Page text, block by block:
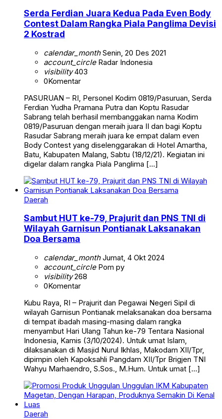
Serda Ferdian Juara Kedua Pada Even Body
Contest Dalam Rangka Piala Panglima Devisi
2 Kostrad
calendar_monthSenin, 20 Des 2021
account_circleRadar Indonesia
visibility403
0Komentar
PASURUAN – RI, Personel Kodim 0819/Pasuruan, Serda
Ferdian Yudha Pramana Putra dan Koptu Rasudar
Sabrang telah berhasil membanggakan nama Kodim
0819/Pasuruan dengan meraih juara II dan bagi Koptu
Rasudar Sabrang meraih juara ke empat dalam even
Body Contest yang diselenggarakan di Hotel Amartha,
Batu, Kabupaten Malang, Sabtu (18/12/21). Kegiatan ini
digelar dalam rangka Piala Panglima […]
Daerah
Sambut HUT ke-79, Prajurit dan PNS TNI di
Wilayah Garnisun Pontianak Laksanakan
Doa Bersama
calendar_monthJumat, 4 Okt 2024
account_circlePom py
visibility268
0Komentar
Kubu Raya, RI – Prajurit dan Pegawai Negeri Sipil di
wilayah Garnisun Pontianak melaksanakan doa bersama
di tempat ibadah masing-masing dalam rangka
menyambut Hari Ulang Tahun ke-79 Tentara Nasional
Indonesia, Kamis (3/10/2024). Untuk umat Islam,
dilaksanakan di Masjid Nurul Ikhlas, Makodam XII/Tpr,
dipimpin oleh Kapoksahli Pangdam XII/Tpr Brigjen TNI
Wahyu Marhaendro, S.Sos., M.Hum. Untuk umat […]
Daerah